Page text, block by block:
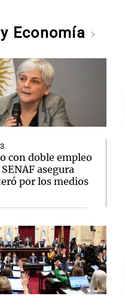
Economía
con doble empleo
asegura
por los medios